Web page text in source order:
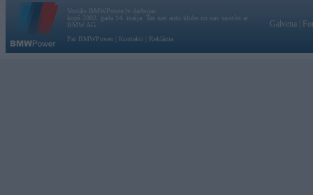
Vortāls BMWPower.lv darbojas
kopš 2002. gada 14. maija. Tas nav auto klubs un nav saistīts ar
BMW AG.
Par BMWPower
Kontakti Reklāma
Galvena